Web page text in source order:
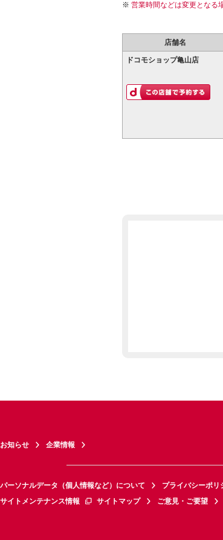
営業時間などは変更となる
店舗名
ドコモショップ亀山店
お知らせ 企業情報
パーソナルデータ（個人情報など）について プライバシーポリ
サイトメンテナンス情報
サイトマップ ご意見・ご要望